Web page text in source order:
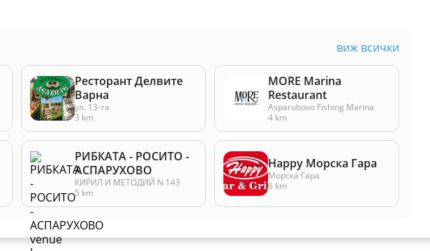
виж всички
Ресторант Делвите
Варна
ул. 13-та
3 km
MORE Marina
Restaurant
Asparuhovo Fishing Marina
4 km
РИБКАТА - РОСИТО -
АСПАРУХОВО
КИРИЛ И МЕТОДИЙ N 143
5 km
Happy Морска Гара
Морска Гара
6 km